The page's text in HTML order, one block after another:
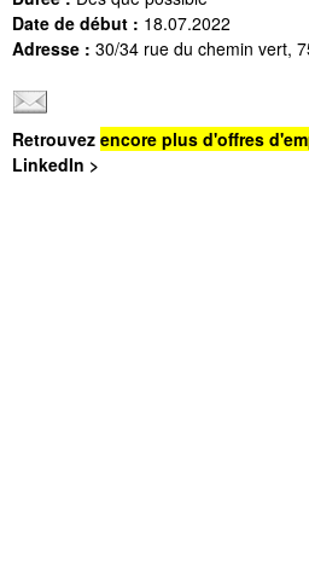
Date de début : 18.07.2022
Adresse : 30/34 rue du chemin vert,
Retrouvez encore plus d'offres
LinkedIn >